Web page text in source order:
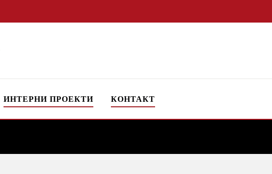
ИНТЕРНИ ПРОЕКТИ КОНТАКТ